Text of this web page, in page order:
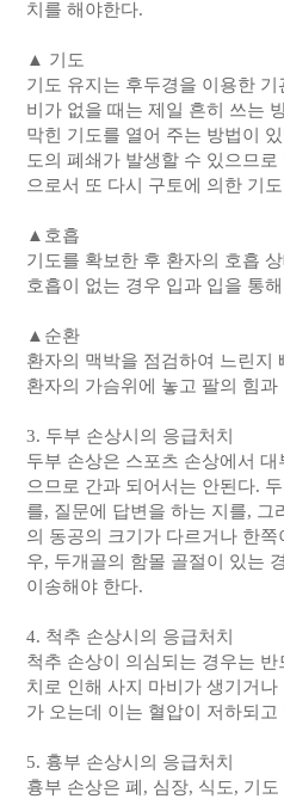
치를 해야한다.
▲ 기도
기도 유지는 후두경을 이용한
비가 없을 때는 제일 흔히 쓰는
막힌 기도를 열어 주는 방법이
도의 폐쇄가 발생할 수 있으므
으로서 또 다시 구토에 의한 기
▲호흡
기도를 확보한 후 환자의 호흡
호흡이 없는 경우 입과 입을 통
▲순환
환자의 맥박을 점검하여 느린지
환자의 가슴위에 놓고 팔의 힘
3. 두부 손상시의 응급처치
두부 손상은 스포츠 손상에서
으므로 간과 되어서는 안된다.
를, 질문에 답변을 하는 지를,
의 동공의 크기가 다르거나 한
우, 두개골의 함몰 골절이 있는
이송해야 한다.
4. 척추 손상시의 응급처치
척추 손상이 의심되는 경우는
치로 인해 사지 마비가 생기거
가 오는데 이는 혈압이 저하되
5. 흉부 손상시의 응급처치
흉부 손상은 폐, 심장, 식도, 기